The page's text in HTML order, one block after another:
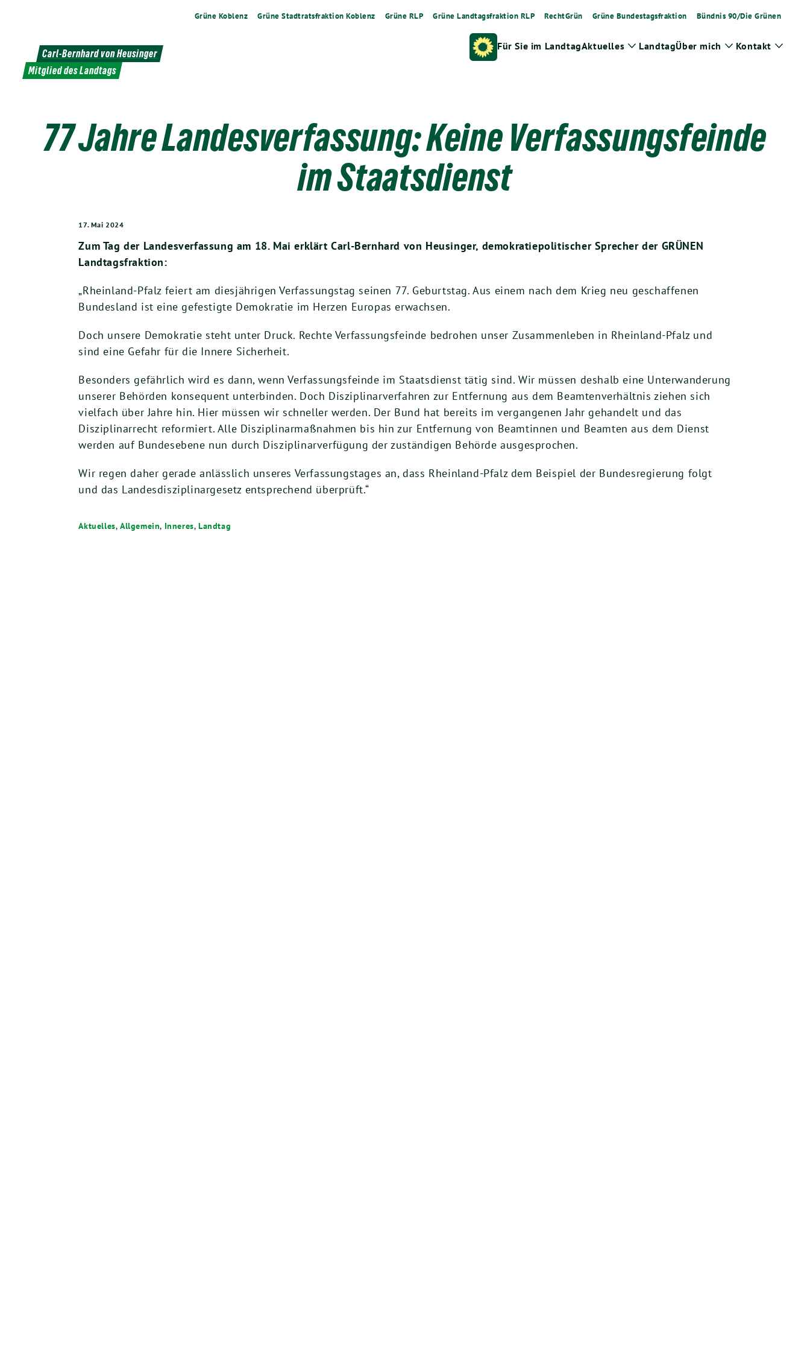
Grüne Koblenz Grüne Stadtratsfraktion Koblenz Grüne RLP Grüne Landtagsfraktion RLP RechtGrün Grüne Bundestagsfraktion Bündnis 90/Die Grünen
Carl-Bernhard von Heusinger
Mitglied des Landtags
Für Sie im LandtagAktuelles Zeige
LandtagÜber mich
Zeige
Kontakt Zeige
77 Jahre Landesverfassung: Keine Verfassungsfeinde
im Staatsdienst
17. Mai 2024
Zum Tag der Landesverfassung am 18. Mai erklärt Carl-Bernhard von Heusinger, demokratiepolitischer Sprecher der GRÜNEN
Landtagsfraktion:
„Rheinland-Pfalz feiert am diesjährigen Verfassungstag seinen 77. Geburtstag. Aus einem nach dem Krieg neu geschaffenen
Bundesland ist eine gefestigte Demokratie im Herzen Europas erwachsen.
Doch unsere Demokratie steht unter Druck. Rechte Verfassungsfeinde bedrohen unser Zusammenleben in Rheinland-Pfalz und
sind eine Gefahr für die Innere Sicherheit.
Besonders gefährlich wird es dann, wenn Verfassungsfeinde im Staatsdienst tätig sind. Wir müssen deshalb eine Unterwanderung
unserer Behörden konsequent unterbinden. Doch Disziplinarverfahren zur Entfernung aus dem Beamtenverhältnis ziehen sich
vielfach über Jahre hin. Hier müssen wir schneller werden. Der Bund hat bereits im vergangenen Jahr gehandelt und das
Disziplinarrecht reformiert. Alle Disziplinarmaßnahmen bis hin zur Entfernung von Beamtinnen und Beamten aus dem Dienst
werden auf Bundesebene nun durch Disziplinarverfügung der zuständigen Behörde ausgesprochen.
Wir regen daher gerade anlässlich unseres Verfassungstages an, dass Rheinland-Pfalz dem Beispiel der Bundesregierung folgt
und das Landesdisziplinargesetz entsprechend überprüft.“
Aktuelles, Allgemein, Inneres, Landtag